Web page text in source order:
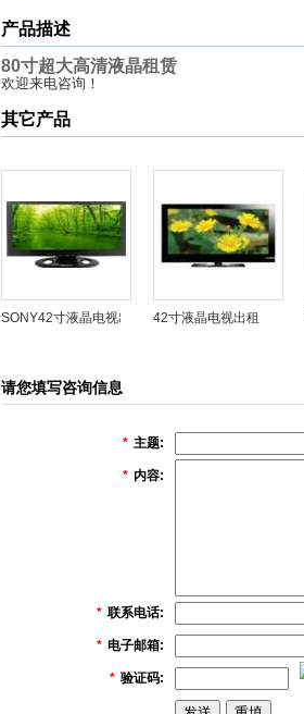
产品描述
80寸超大高清液晶租赁
欢迎来电咨询！
其它产品
SONY42寸液晶电视出租 42寸液晶电视出租
请您填写咨询信息
* 主题:
* 内容:
* 联系电话:
* 电子邮箱:
* 验证码: